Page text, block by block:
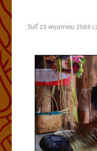
วันที่ 23 พฤษภาคม 2565 เ